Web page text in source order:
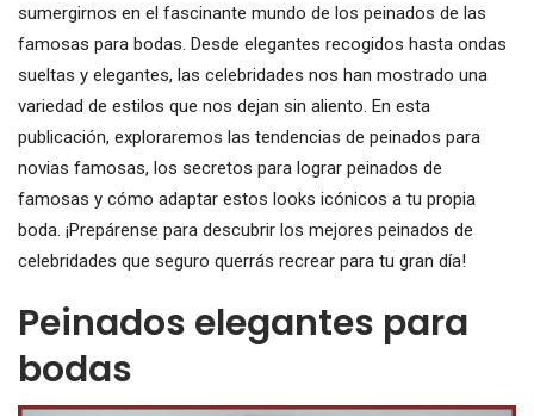
sumergirnos en el fascinante mundo de los peinados de las
famosas para bodas. Desde elegantes recogidos hasta ondas
sueltas y elegantes, las celebridades nos han mostrado una
variedad de estilos que nos dejan sin aliento. En esta
publicación, exploraremos las tendencias de peinados para
novias famosas, los secretos para lograr peinados de
famosas y cómo adaptar estos looks icónicos a tu propia
boda. ¡Prepárense para descubrir los mejores peinados de
celebridades que seguro querrás recrear para tu gran día!
Peinados elegantes para
bodas